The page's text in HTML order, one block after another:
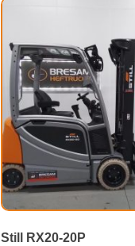
Still RX20-20P